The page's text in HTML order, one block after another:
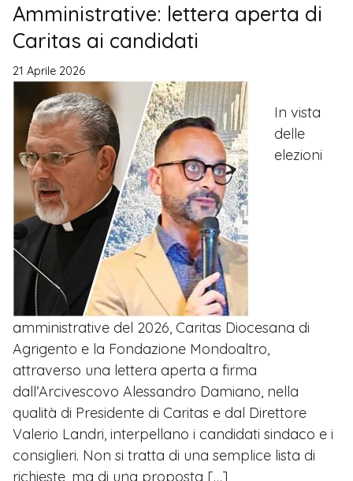
Amministrative: lettera aperta di
Caritas ai candidati
21 Aprile 2026
In vista
delle
elezioni
amministrative del 2026, Caritas Diocesana di
Agrigento e la Fondazione Mondoaltro,
attraverso una lettera aperta a firma
dall’Arcivescovo Alessandro Damiano, nella
qualità di Presidente di Caritas e dal Direttore
Valerio Landri, interpellano i candidati sindaco e i
consiglieri. Non si tratta di una semplice lista di
richieste, ma di una proposta […]